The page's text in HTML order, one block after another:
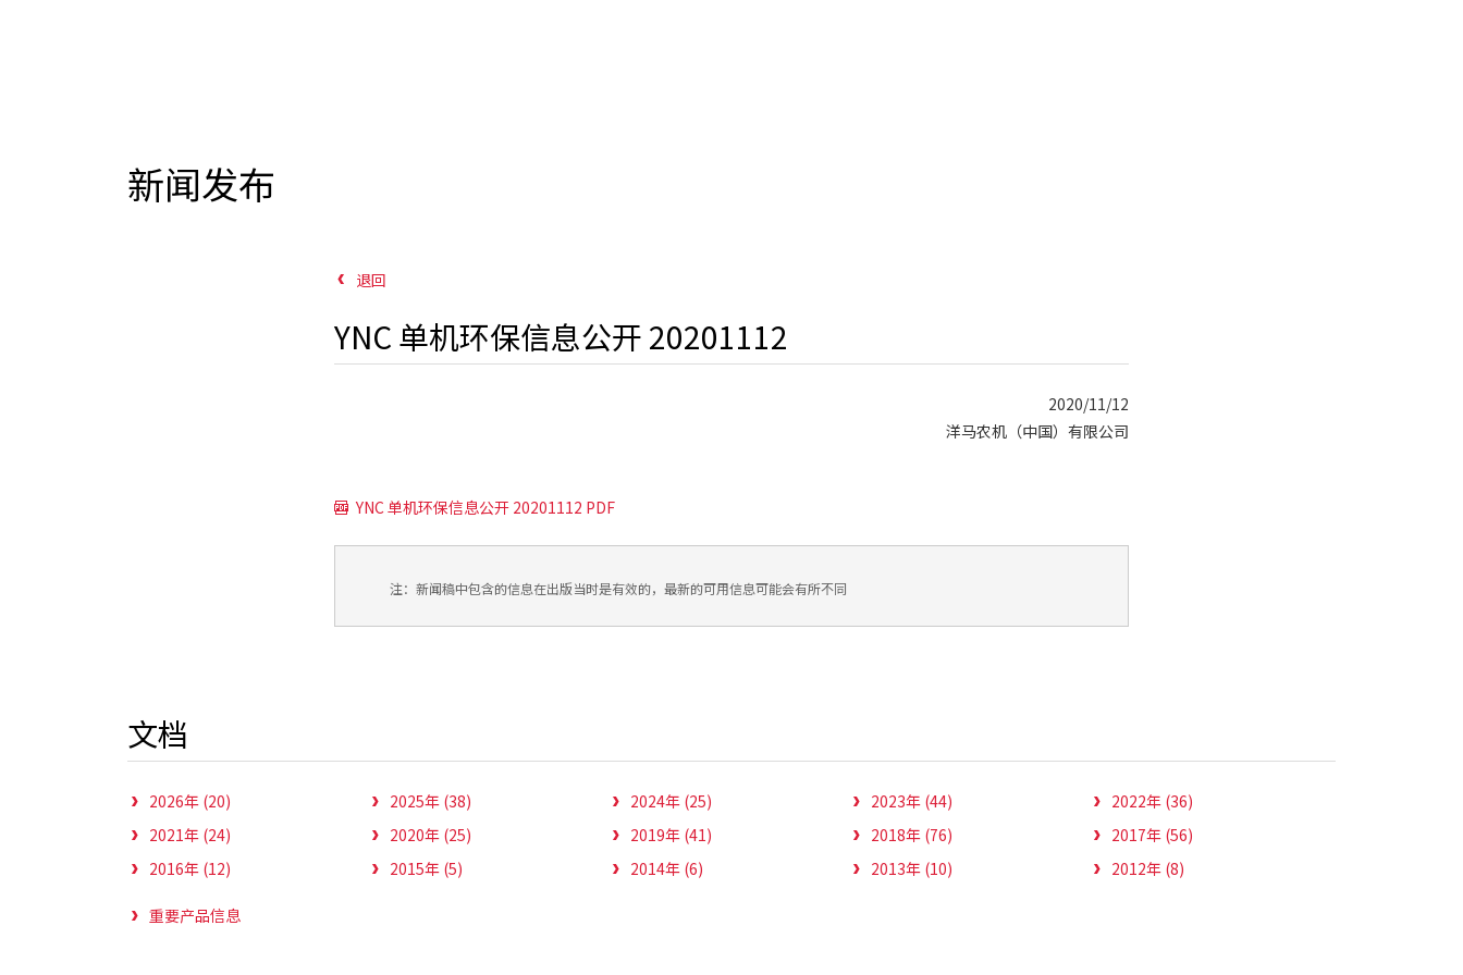
新闻发布
退回
YNC 单机环保信息公开 20201112
2020/11/12
洋马农机（中国）有限公司
YNC 单机环保信息公开 20201112 PDF
注：新闻稿中包含的信息在出版当时是有效的，最新的可用信息可能会有所不同
文档
2026年 (20) 2025年 (38) 2024年 (25) 2023年 (44)
2022年 (36)
2021年 (24)
2020年 (25) 2019年 (41) 2018年 (76)
2017年 (56)
2016年 (12)
2015年 (5) 2014年 (6) 2013年 (10) 2012年 (8)
重要产品信息